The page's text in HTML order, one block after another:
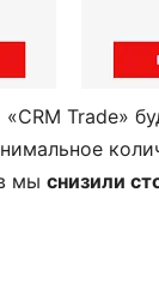
Trade»
мы снизили
Для
без
Всё